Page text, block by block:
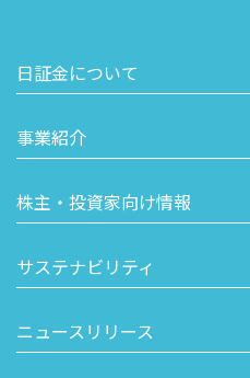
日証金について
事業紹介
株主・投資家向け情報
サステナビリティ
ニュースリリース